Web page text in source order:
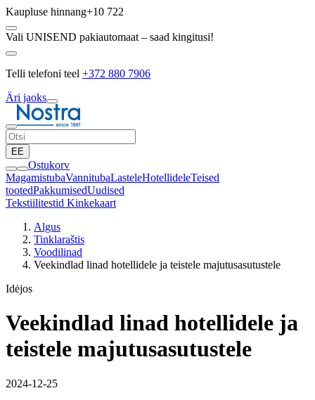
Kaupluse hinnang+10 722
Vali UNISEND pakiautomaat – saad kingitusi!
Telli telefoni teel +372 880 7906
Äri jaoks
EE
Ostukorv
MagamistubaVannitubaLasteleHotellideleTeised
tootedPakkumisedUudised
Tekstiilitestid Kinkekaart
Algus
Tinklaraštis
Voodilinad
Veekindlad linad hotellidele ja teistele majutusasutustele
Idėjos
Veekindlad linad hotellidele ja
teistele majutusasutustele
2024-12-25